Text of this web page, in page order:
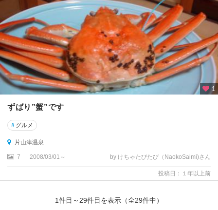
1
ずばり”蟹”です
# グルメ
片山津温泉
7 2008/03/01～ by けちゃたびたび（NaokoSaimi)さん
投稿日：１年以上前
1件目～29件目を表示（全29件中）